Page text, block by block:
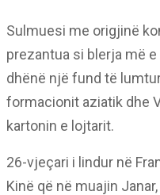
Sulmuesi me origjinë
prezantua si blerja më e
dhënë një fund të
formacionit aziatik dhe
kartonin e lojtarit.
26-vjeçari i lindur në
Kinë që në muajin